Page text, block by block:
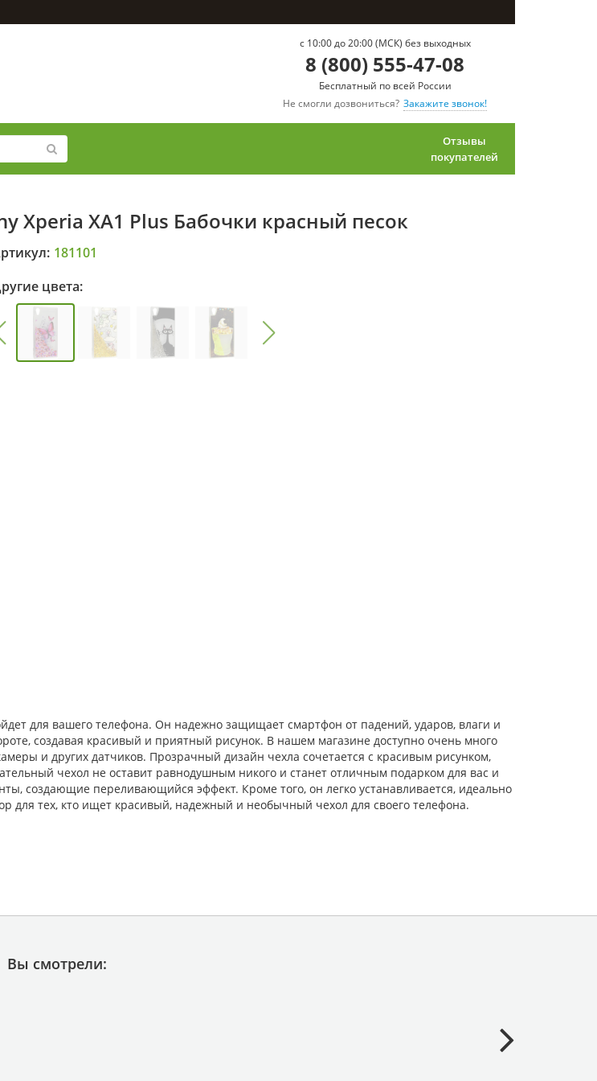
c 10:00 до 20:00 (МСК) без выходных
8 (800) 555-47-08
Бесплатный по всей России
Не смогли дозвониться? Закажите звонок!
Отзывы
покупателей
Xperia XA1 Plus Бабочки красный песок
181101
цвета:
для вашего телефона. Он надежно защищает смартфон от падений, ударов, влаги и
создавая красивый и приятный рисунок. В нашем магазине доступно очень много
и других датчиков. Прозрачный дизайн чехла сочетается с красивым рисунком,
чехол не оставит равнодушным никого и станет отличным подарком для вас и
создающие переливающийся эффект. Кроме того, он легко устанавливается, идеально
тех, кто ищет красивый, надежный и необычный чехол для своего телефона.
Вы смотрели: